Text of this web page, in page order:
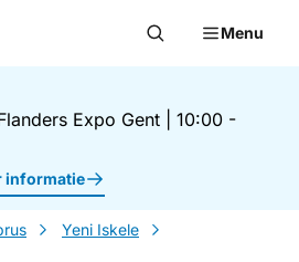
Menu
Expo Gent
10:00 -
informatie
Yeni Iskele